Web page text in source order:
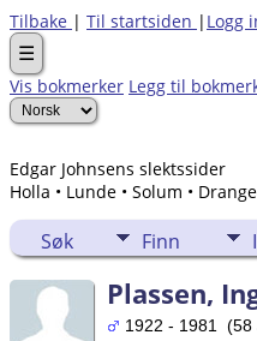
Tilbake | Til startsiden | Logg
☰
Vis bokmerker Legg til
Edgar Johnsens slektssider
Holla • Lunde • Solum •
Søk Finn
Plassen,
1922 - 1981 (58